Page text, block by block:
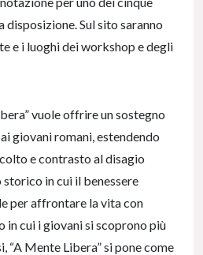
Sul sito saranno
e i luoghi dei workshop e degli
vuole offrire un sostegno
giovani romani, estendendo
e contrasto al disagio
in cui il benessere
per affrontare la vita con
in cui i giovani si scoprono più
“A Mente Libera” si pone come